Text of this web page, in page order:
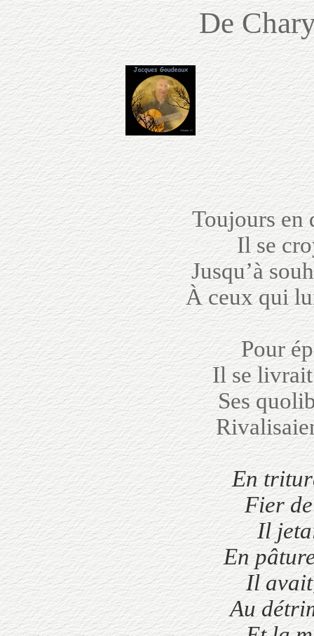
De
Toujours en
Il se
Jusqu’à
À ceux qui
Pour
Il se livrait
Ses
En
Fier
Il
En
Il
Au